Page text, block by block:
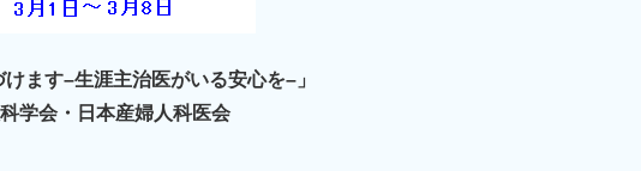
ます–生涯主治医がいる安心を–」
学会・日本産婦人科医会